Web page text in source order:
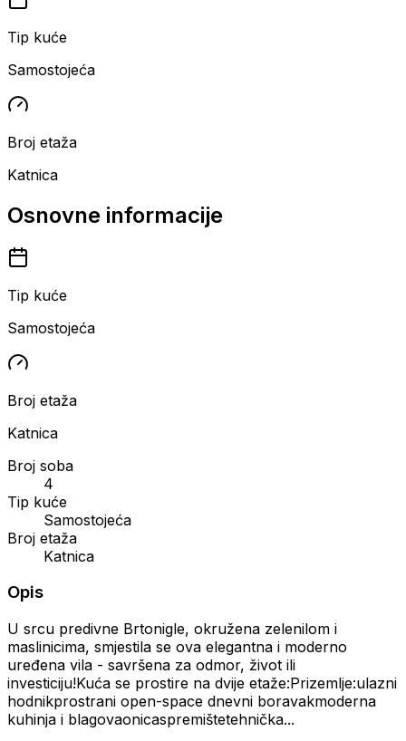
Tip kuće
Samostojeća
Broj etaža
Katnica
Osnovne informacije
Tip kuće
Samostojeća
Broj etaža
Katnica
Broj soba
4
Tip kuće
Samostojeća
Broj etaža
Katnica
Opis
U srcu predivne Brtonigle, okružena zelenilom i
maslinicima, smjestila se ova elegantna i moderno
uređena vila - savršena za odmor, život ili
investiciju!Kuća se prostire na dvije etaže:Prizemlje:ulazni
hodnikprostrani open-space dnevni boravakmoderna
kuhinja i blagovaonicaspremištetehnička...